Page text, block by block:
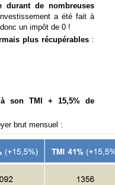
durant de nombreuses
a été fait à
un impôt de 0 !
plus récupérables :
son TMI + 15,5% de
brut mensuel :